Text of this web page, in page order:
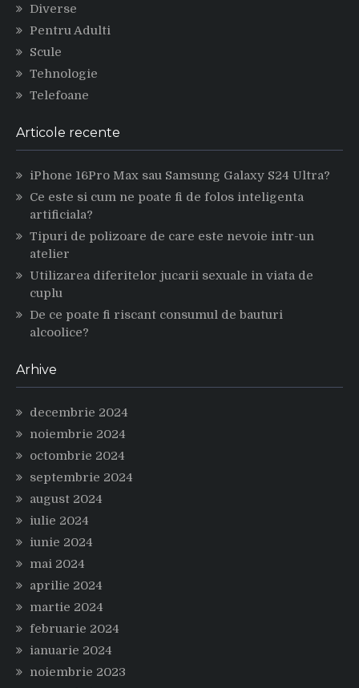
Diverse
Pentru Adulti
Scule
Tehnologie
Telefoane
Articole recente
iPhone 16Pro Max sau Samsung Galaxy S24 Ultra?
Ce este si cum ne poate fi de folos inteligenta
artificiala?
Tipuri de polizoare de care este nevoie intr-un
atelier
Utilizarea diferitelor jucarii sexuale in viata de
cuplu
De ce poate fi riscant consumul de bauturi
alcoolice?
Arhive
decembrie 2024
noiembrie 2024
octombrie 2024
septembrie 2024
august 2024
iulie 2024
iunie 2024
mai 2024
aprilie 2024
martie 2024
februarie 2024
ianuarie 2024
noiembrie 2023